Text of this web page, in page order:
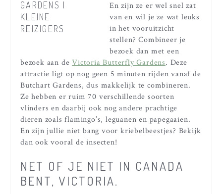
En zijn ze er wel snel zat
van en wil je ze wat leuks
in het vooruitzicht
stellen? Combineer je
bezoek dan met een
bezoek aan deVictoria Butterfly Gardens. Deze
attractie ligt op nog geen 5 minuten rijden vanaf de
Butchart Gardens, dus makkelijk te combineren.
Ze hebben er ruim 70 verschillende soorten
vlinders en daarbij ook nog andere prachtige
dieren zoals flamingo’s, leguanen en papegaaien.
En zijn jullie niet bang voor kriebelbeestjes? Bekijk
dan ook vooral de insecten!
NET OF JE NIET IN CANADA
BENT, VICTORIA.